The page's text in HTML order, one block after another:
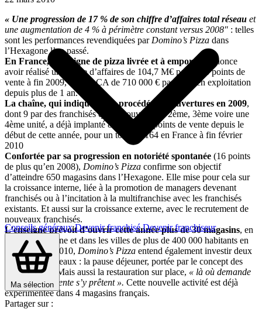
Conseils générauxDevenir franchiséDevenir franchiseur
Ma sélection
« Une progression de 17 % de son chiffre d’affaires total réseau et
une augmentation de 4 % à périmètre constant versus 2008″ : telles
sont les performances revendiquées par Domino’s Pizza dans
l’Hexagone l’an passé.
En France, l’enseigne de pizza livrée et à emporter
annonce
avoir réalisé un chiffre d’affaires de 104,7 M€ pour 156 points de
vente à fin 2009, soit un CA de 710 000 € par unité en exploitation
depuis plus de 1 an.
La chaîne, qui indique avoir procédé à 14 ouvertures en 2009,
dont 9 par des franchisés qui ont ouvert une 2ème, 3ème voire une
4ème unité, a déjà implanté 8 nouveaux points de vente depuis le
début de cette année, pour un total de 164 en France à fin février
2010
Confortée par sa progression en notoriété spontanée (16 points
de plus qu’en 2008), Domino’s Pizza confirme son objectif
d’atteindre 650 magasins dans l’Hexagone. Elle mise pour cela sur
la croissance interne, liée à la promotion de managers devenant
franchisés ou à l’incitation à la multifranchise avec les franchisés
existants. Et aussi sur la croissance externe, avec le recrutement de
nouveaux franchisés.
L’enseigne prévoit d’ouvrir cette année plus de 30 magasins, en
région parisienne et dans les villes de plus de 400 000 habitants en
province. En 2010, Domino’s Pizza entend également investir deux
nouveaux créneaux : la pause déjeuner, portée par le concept des
Sandwicho’s. Mais aussi la restauration sur place, « là où demande
et le point de vente s’y prêtent ». Cette nouvelle activité est déjà
expérimentée dans 4 magasins français.
Partager sur :